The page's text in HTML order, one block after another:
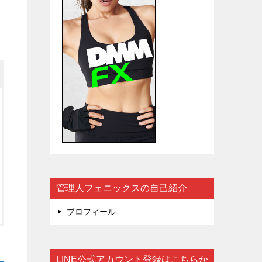
管理人フェニックスの自己紹介
プロフィール
LINE公式アカウント登録はこちらか